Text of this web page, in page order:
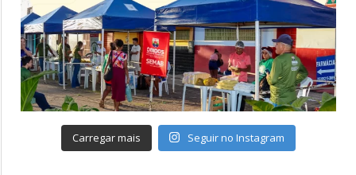
Carregar mais Seguir no Instagram